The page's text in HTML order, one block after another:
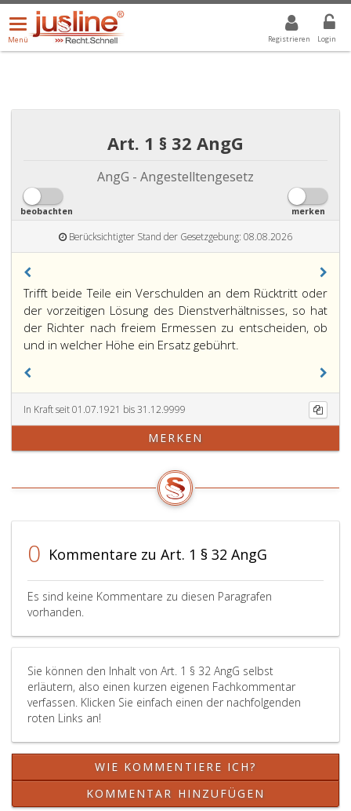
Registrieren Login
Menü
öffnen/schließen
Menü
ALLE DROPDOWN: GEWÄHLTER WERT IST ALLE
Art. 1 § 32 AngG
AngG - Angestelltengesetz
beobachten merken
Berücksichtigter Stand der Gesetzgebung: 08.08.2026
Trifft beide Teile ein Verschulden an dem Rücktritt oder
der vorzeitigen Lösung des Dienstverhältnisses, so hat
der Richter nach freiem Ermessen zu entscheiden, ob
und in welcher Höhe ein Ersatz gebührt.
In Kraft seit 01.07.1921 bis 31.12.9999
MERKEN
0 Kommentare zu Art. 1 § 32 AngG
Es sind keine Kommentare zu diesen Paragrafen
vorhanden.
Sie können den Inhalt von Art. 1 § 32 AngG selbst
erläutern, also einen kurzen eigenen Fachkommentar
verfassen. Klicken Sie einfach einen der nachfolgenden
roten Links an!
WIE KOMMENTIERE ICH?
KOMMENTAR HINZUFÜGEN